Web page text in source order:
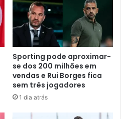
Sporting pode aproximar-
se dos 200 milhões em
vendas e Rui Borges fica
sem três jogadores
1 dia atrás